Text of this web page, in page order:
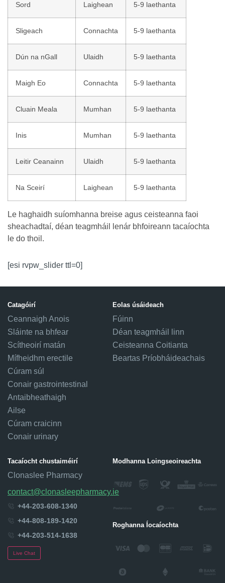
Sord Laighean 5-9 laethanta
Sligeach Connachta 5-9 laethanta
Dún na nGall Ulaidh 5-9 laethanta
Maigh Eo Connachta 5-9 laethanta
Cluain Meala Mumhan 5-9 laethanta
Inis Mumhan 5-9 laethanta
Leitir Ceanainn Ulaidh 5-9 laethanta
Na Sceirí Laighean 5-9 laethanta
Le haghaidh suíomhanna breise agus ceisteanna faoi
sheachadtaí, déan teagmháil lenár bhfoireann tacaíochta
le do thoil.
[esi rvpw_slider ttl=0]
Catagóirí
Ceannaigh Anois
Sláinte na bhfear
Scítheoirí matán
Mífheidhm erectile
Cúram súl
Conair gastrointestinal
Antaibheathaigh
Ailse
Cúram craicinn
Conair urinary
Eolas úsáideach
Fúinn
Déan teagmháil linn
Ceisteanna Coitianta
Beartas Príobháideachais
Tacaíocht chustaiméirí
Clonaslee Pharmacy
contact@clonasleepharmacy.ie
+44-203-608-1340
+44-808-189-1420
+44-203-514-1638
Live Chat
Modhanna Loingseoireachta
Roghanna Íocaíochta